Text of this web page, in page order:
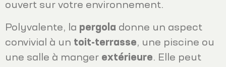
ouvert sur votre environnement.
Polyvalente, la pergola donne un aspect
convivial à un toit-terrasse, une piscine ou
une salle à manger extérieure. Elle peut